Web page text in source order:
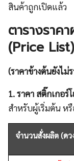
สินค้าถูกเปิดแล้ว
ตารางราค
(Price List)
(ราคาข้างต้นยังไ
1. ราคา สติ๊กเกอร์
สำหรับผู้เริ่มต้น ห
จำนวนสั่งผลิต (ดว